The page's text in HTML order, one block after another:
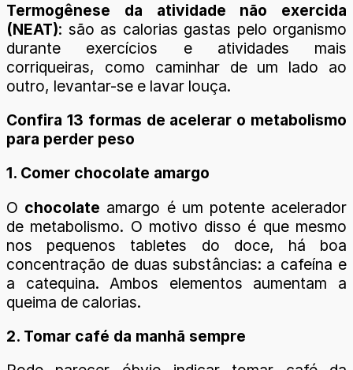
Termogênese da atividade não exercida
(NEAT): são as calorias gastas pelo organismo
durante exercícios e atividades mais
corriqueiras, como caminhar de um lado ao
outro, levantar-se e lavar louça.
Confira 13 formas de acelerar o metabolismo
para perder peso
1. Comer chocolate amargo
O chocolate amargo é um potente acelerador
de metabolismo. O motivo disso é que mesmo
nos pequenos tabletes do doce, há boa
concentração de duas substâncias: a cafeína e
a catequina. Ambos elementos aumentam a
queima de calorias.
2. Tomar café da manhã sempre